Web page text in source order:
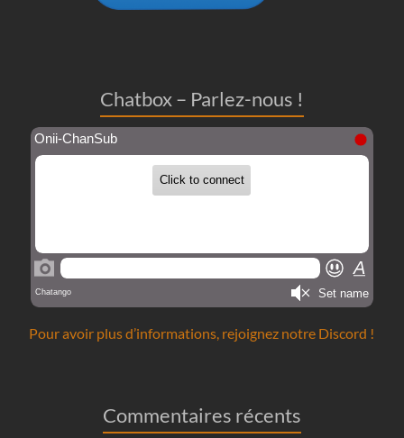
Chatbox – Parlez-nous !
Pour avoir plus d’informations, rejoignez notre Discord !
Commentaires récents